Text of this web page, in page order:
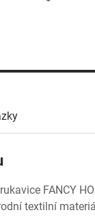
FANCY
textilní